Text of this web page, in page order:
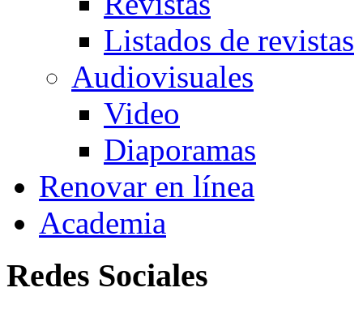
Listados de revistas
Audiovisuales
Video
Diaporamas
Renovar en línea
Academia
Redes Sociales